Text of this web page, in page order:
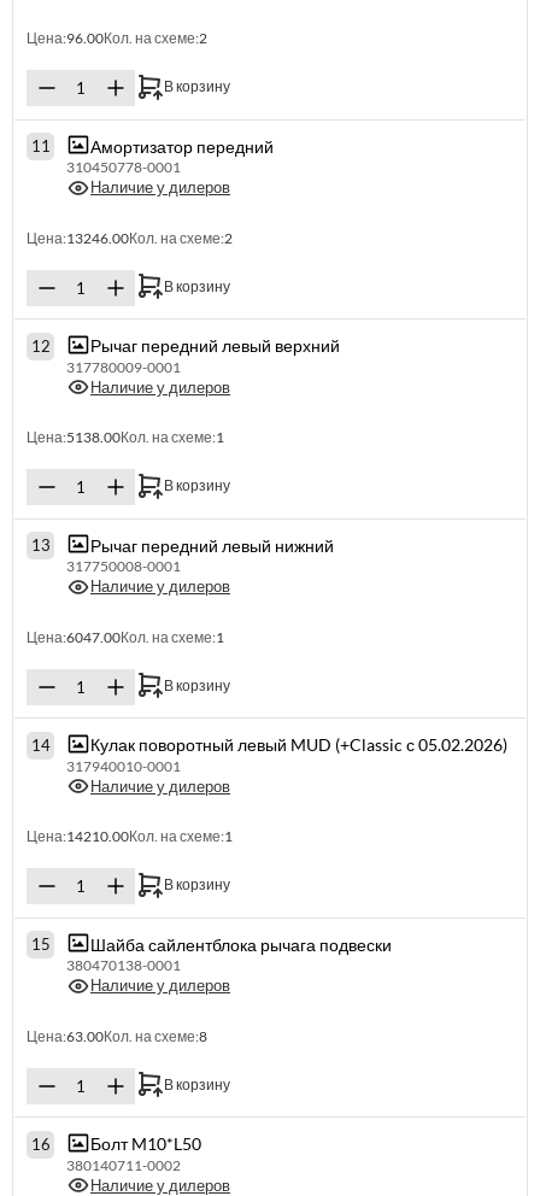
Цена:96.00Кол. на схеме:2
В корзину
11 Амортизатор передний
310450778-0001
Наличие у дилеров
Цена:13246.00Кол. на схеме:2
В корзину
12 Рычаг передний левый верхний
317780009-0001
Наличие у дилеров
Цена:5138.00Кол. на схеме:1
В корзину
13 Рычаг передний левый нижний
317750008-0001
Наличие у дилеров
Цена:6047.00Кол. на схеме:1
В корзину
14 Кулак поворотный левый MUD (+Classic с 05.02.2026)
317940010-0001
Наличие у дилеров
Цена:14210.00Кол. на схеме:1
В корзину
15 Шайба сайлентблока рычага подвески
380470138-0001
Наличие у дилеров
Цена:63.00Кол. на схеме:8
В корзину
16 Болт M10*L50
380140711-0002
Наличие у дилеров